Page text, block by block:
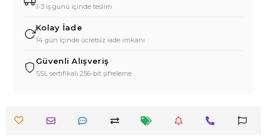
1-3 iş günü içinde teslim
Kolay İade
14 gün içinde ücretsiz iade imkanı
Güvenli Alışveriş
SSL sertifikalı 256-bit şifreleme